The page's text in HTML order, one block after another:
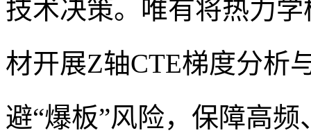
技术决策。唯有将热力
材开展Z轴CTE梯度分析
避“爆板”风险，保障高